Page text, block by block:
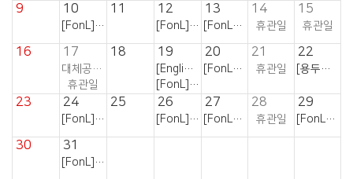
9 10
[FonL] 3분기 원어민과 함께 원서 읽기 (A), (B)
11 12
[FonL] 3분기 Together 영어보드게임 (A), (B)
13
[FonL] 3분기 여행 영어로 유럽 한 바퀴(독일, 프랑스)
14
휴관일
15
휴관일
16 17
대체공휴일
휴관일
18 19
[English Travel: Summer] 로지쌤의 영어 정공법(저자 강연)
[FonL] 3분기 Together 영어보드게임 (A), (B)
20
[FonL] 3분기 여행 영어로 유럽 한 바퀴(독일, 프랑스)
21
휴관일
22
[용두나래 영어스토리텔링]
23 24
[FonL] 3분기 원어민과 함께 원서 읽기 (A), (B)
25 26
[FonL] 3분기 Together 영어보드게임 (A), (B)
27
[FonL] 3분기 여행 영어로 유럽 한 바퀴(독일, 프랑스)
28
휴관일
29
[FonL] 3분기 Reading the World (A), (B)
30 31
[FonL] 3분기 원어민과 함께 원서 읽기 (A), (B)